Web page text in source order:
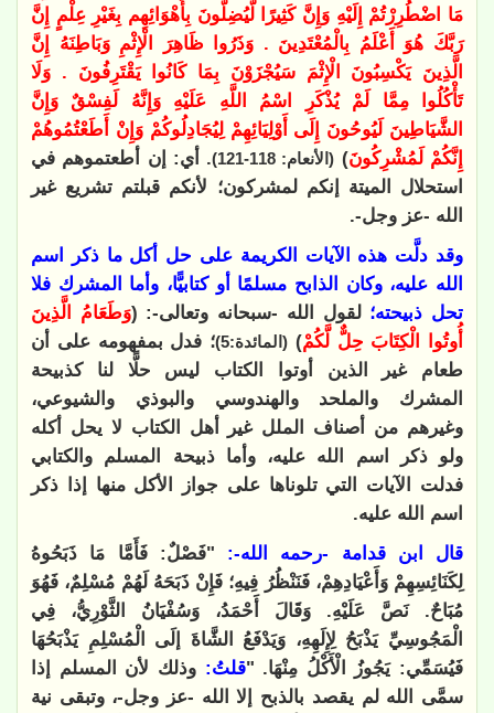
مَا اضْطُرِرْتُمْ إِلَيْهِ وَإِنَّ كَثِيرًا لَّيُضِلُّونَ بِأَهْوَائِهِم بِغَيْرِ عِلْمٍ إِنَّ
رَبَّكَ هُوَ أَعْلَمُ بِالْمُعْتَدِينَ . وَذَرُوا ظَاهِرَ الْإِثْمِ وَبَاطِنَهُ إِنَّ
الَّذِينَ يَكْسِبُونَ الْإِثْمَ سَيُجْزَوْنَ بِمَا كَانُوا يَقْتَرِفُونَ . وَلَا
تَأْكُلُوا مِمَّا لَمْ يُذْكَرِ اسْمُ اللَّهِ عَلَيْهِ وَإِنَّهُ لَفِسْقٌ وَإِنَّ
الشَّيَاطِينَ لَيُوحُونَ إِلَى أَوْلِيَائِهِمْ لِيُجَادِلُوكُمْ وَإِنْ أَطَعْتُمُوهُمْ
إِنَّكُمْ لَمُشْرِكُونَ) (الأنعام: 118-121)
. أي: إن أطعتموهم في
استحلال الميتة إنكم لمشركون؛ لأنكم قبلتم تشريع غير
الله -عز وجل-.
وقد دلَّت هذه الآيات الكريمة على حل أكل ما ذكر اسم
الله عليه، وكان الذابح مسلمًا أو كتابيًّا، وأما المشرك فلا
تحل ذبيحته؛لقول الله -سبحانه وتعالى-: (وَطَعَامُ الَّذِينَ
أُوتُوا الْكِتَابَ حِلٌّ لَّكُمْ) (المائدة:5)
؛ فدل بمفهومه على أن
طعام غير الذين أوتوا الكتاب ليس حلًّا لنا كذبيحة
المشرك والملحد والهندوسي والبوذي والشيوعي،
وغيرهم من أصناف الملل غير أهل الكتاب لا يحل أكله
ولو ذكر اسم الله عليه، وأما ذبيحة المسلم والكتابي
فدلت الآيات التي تلوناها على جواز الأكل منها إذا ذكر
اسم الله عليه.
قال ابن قدامة -رحمه الله-: "فَصْلٌ: فَأَمَّا مَا ذَبَحُوهُ
لِكَنَائِسِهِمْ وَأَعْيَادِهِمْ، فَنَنْظُرُ فِيهِ؛ فَإِنْ ذَبَحَهُ لَهُمْ مُسْلِمٌ، فَهُوَ
مُبَاحٌ. نَصَّ عَلَيْهِ. وَقَالَ أَحْمَدُ، وَسُفْيَانُ الثَّوْرِيُّ، فِي
الْمَجُوسِيِّ يَذْبَحُ لِإِلَهِهِ، وَيَدْفَعُ الشَّاةَ إلَى الْمُسْلِمِ يَذْبَحُهَا
فَيُسَمِّي: يَجُوزُ الْأَكْلُ مِنْهَا. "قلتُ: وذلك لأن المسلم إذا
سمَّى الله لم يقصد بالذبح إلا الله -عز وجل-، وتبقى نية